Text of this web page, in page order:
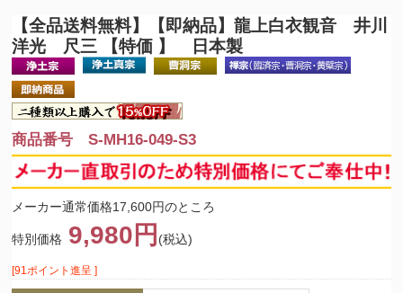
【全品送料無料】
【即納品】龍上白衣観音 井川
洋光 尺三 【特価 】 日本製
商品番号 S-MH16-049-S3
メーカー通常価格17,600円のところ
特別価格 9,980円 (税込)
[91ポイント進呈 ]